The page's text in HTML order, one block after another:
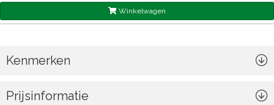
Winkelwagen
Kenmerken
Prijsinformatie